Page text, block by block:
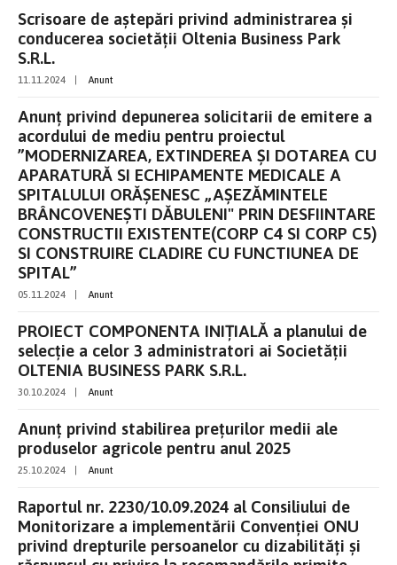
Scrisoare de aștepări privind administrarea și
conducerea societății Oltenia Business Park
S.R.L.
11.11.2024 Anunt
Anunț privind depunerea solicitarii de emitere a
acordului de mediu pentru proiectul
”MODERNIZAREA, EXTINDEREA ŞI DOTAREA CU
APARATURĂ SI ECHIPAMENTE MEDICALE A
SPITALULUI ORĂŞENESC „AŞEZĂMINTELE
BRÂNCOVENEŞTI DĂBULENI" PRIN DESFIINTARE
CONSTRUCTII EXISTENTE(CORP C4 SI CORP C5)
SI CONSTRUIRE CLADIRE CU FUNCTIUNEA DE
SPITAL”
05.11.2024 Anunt
PROIECT COMPONENTA INIȚIALĂ a planului de
selecție a celor 3 administratori ai Societății
OLTENIA BUSINESS PARK S.R.L.
30.10.2024 Anunt
Anunț privind stabilirea prețurilor medii ale
produselor agricole pentru anul 2025
25.10.2024 Anunt
Raportul nr. 2230/10.09.2024 al Consiliului de
Monitorizare a implementării Convenției ONU
privind drepturile persoanelor cu dizabilități și